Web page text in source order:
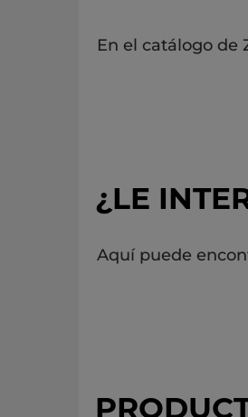
En el catálogo de
¿LE
Aquí puede